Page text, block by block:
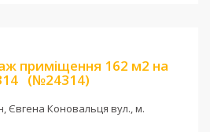
приміщення 162 м2 на
(№24314)
Євгена Коновальця вул., м.